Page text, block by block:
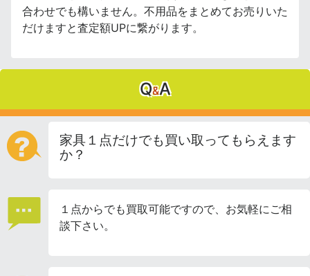
合わせでも構いません。不用品をまとめてお売りいた
だけますと査定額UPに繋がります。
Q&A
家具１点だけでも買い取ってもらえます
か？
１点からでも買取可能ですので、お気軽にご相
談下さい。